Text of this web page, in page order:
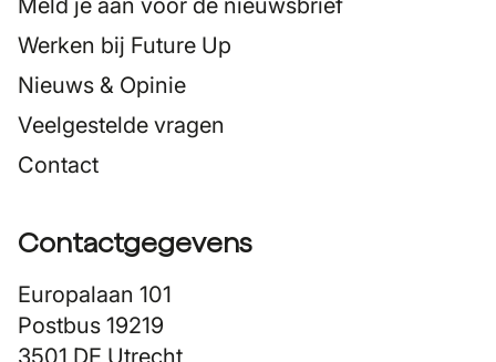
Meld je aan voor de nieuwsbrief
Werken bij Future Up
Nieuws & Opinie
Veelgestelde vragen
Contact
Contactgegevens
Europalaan 101
Postbus 19219
3501 DE Utrecht